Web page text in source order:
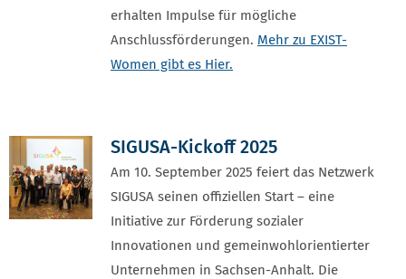
erhalten Impulse für mögliche
Anschlussförderungen. Mehr zu EXIST-
Women gibt es Hier.
SIGUSA-Kickoff 2025
Am 10. September 2025 feiert das Netzwerk
SIGUSA seinen offiziellen Start – eine
Initiative zur Förderung sozialer
Innovationen und gemeinwohlorientierter
Unternehmen in Sachsen-Anhalt. Die